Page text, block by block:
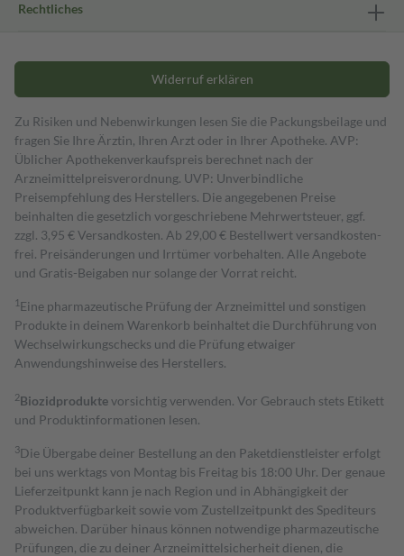
Rechtliches
Widerruf erklären
Zu Risiken und Nebenwirkungen lesen Sie die Packungsbeilage und
fragen Sie Ihre Ärztin, Ihren Arzt oder in Ihrer Apotheke. AVP:
Üblicher Apothekenverkaufspreis berechnet nach der
Arzneimittelpreisverordnung. UVP: Unverbindliche
Preisempfehlung des Herstellers. Die angegebenen Preise
beinhalten die gesetzlich vorgeschriebene Mehrwertsteuer, ggf.
zzgl. 3,95 € Versandkosten. Ab 29,00 € Bestell­wert versand­kosten­
frei. Preisänderungen und Irrtümer vorbehalten. Alle Angebote
und Gratis-Beigaben nur solange der Vorrat reicht.
1 Eine pharmazeutische Prüfung der Arzneimittel und sonstigen
Produkte in deinem Warenkorb beinhaltet die Durchführung von
Wechselwirkungschecks und die Prüfung etwaiger
Anwendungshinweise des Herstellers.
2Biozidproduktevorsichtig verwenden. Vor Gebrauch stets Etikett
und Produktinformationen lesen.
3Die Übergabe deiner Bestellung an den Paketdienstleister erfolgt
bei uns werktags von Montag bis Freitag bis 18:00 Uhr. Der genaue
Lieferzeitpunkt kann je nach Region und in Abhängigkeit der
Produktverfügbarkeit sowie vom Zustellzeitpunkt des Spediteurs
abweichen. Darüber hinaus können notwendige pharmazeutische
Prüfungen, die zu deiner Arzneimittelsicherheit dienen, die